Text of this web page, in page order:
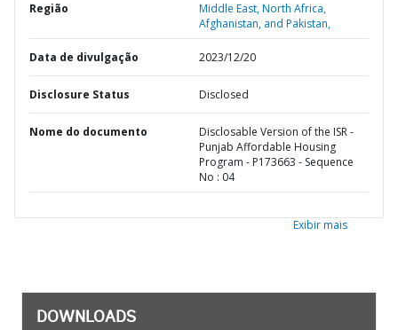
Região
Middle East, North Africa,
Afghanistan, and Pakistan,
Data de divulgação 2023/12/20
Disclosure Status Disclosed
Nome do documento
Disclosable Version of the ISR -
Punjab Affordable Housing
Program - P173663 - Sequence
No : 04
Exibir mais
DOWNLOADS